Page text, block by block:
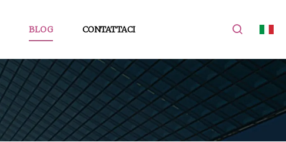
BLOG CONTATTACI